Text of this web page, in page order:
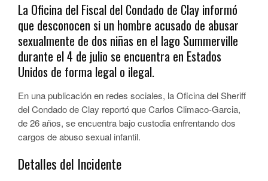
La Oficina del Fiscal del Condado de Clay informó
que desconocen si un hombre acusado de abusar
sexualmente de dos niñas en el lago Summerville
durante el 4 de julio se encuentra en Estados
Unidos de forma legal o ilegal.
En una publicación en redes sociales, la Oficina del Sheriff
del Condado de Clay reportó que Carlos Climaco-Garcia,
de 26 años, se encuentra bajo custodia enfrentando dos
cargos de abuso sexual infantil.
Detalles del Incidente